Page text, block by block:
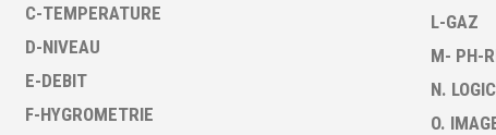
C-TEMPERATURE
D-NIVEAU
E-DEBIT
F-HYGROMETRIE
L-GAZ
M- PH-
N.
O.